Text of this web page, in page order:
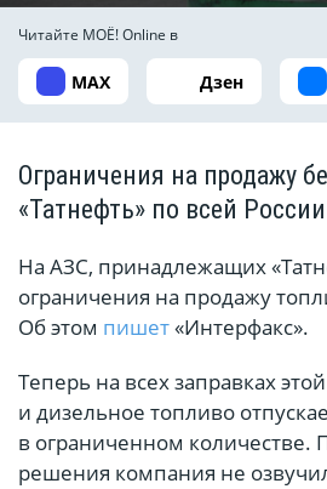
Читайте МОЁ! Online в
MAX Дзен
Ограничения на продажу
«Татнефть» по всей России
На АЗС, принадлежащих
ограничения на продажу
Об этом пишет«Интерфакс».
Теперь на всех заправках
и дизельное топливо
в ограниченном количестве.
решения компания не